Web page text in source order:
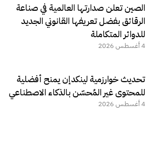
الصين تعلن صدارتها العالمية في صناعة
الرقائق بفضل تعريفها القانوني الجديد
للدوائر المتكاملة
4 أغسطس 2026
تحديث خوارزمية لينكدإن يمنح أفضلية
للمحتوى غير المُحسّن بالذكاء الاصطناعي
4 أغسطس 2026